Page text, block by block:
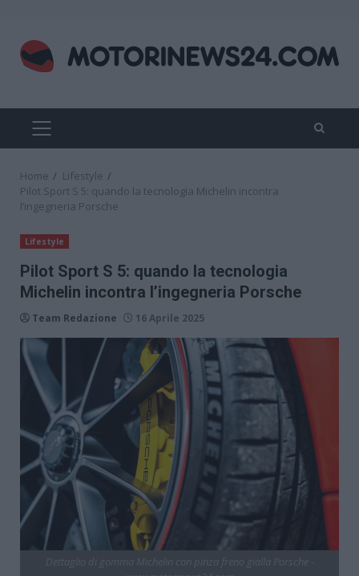
content
PRIMARY
MENU
Home
Lifestyle
Pilot Sport S 5: quando la tecnologia Michelin incontra
l’ingegneria Porsche
Lifestyle
Pilot Sport S 5: quando la tecnologia
Michelin incontra l’ingegneria Porsche
Team Redazione 16 Aprile 2025